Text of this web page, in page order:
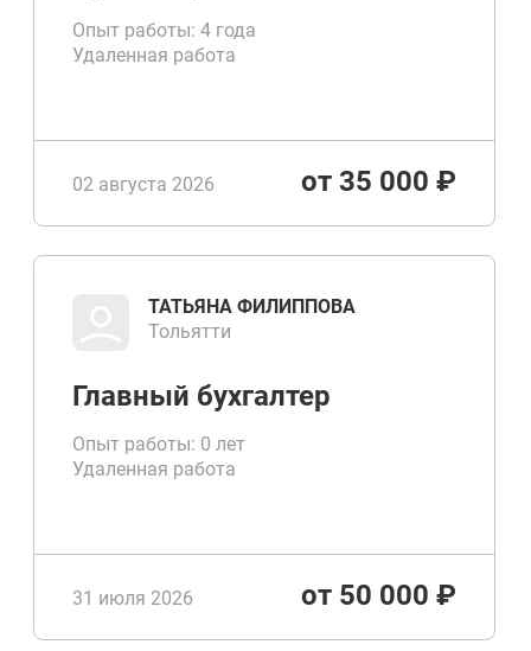
Опыт работы: 4 года
Удаленная работа
02 августа 2026 от 35 000 ₽
ТАТЬЯНА ФИЛИППОВА
Тольятти
Главный бухгалтер
Опыт работы: 0 лет
Удаленная работа
31 июля 2026 от 50 000 ₽